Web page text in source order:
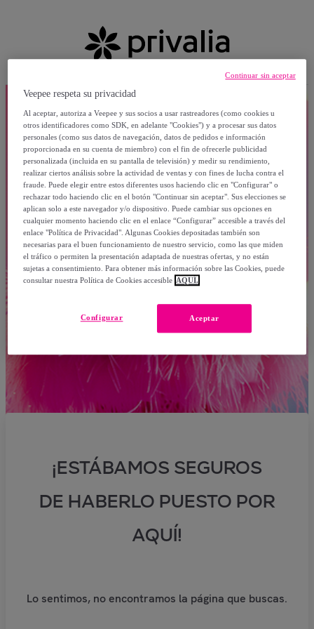
¡ESTÁBAMOS SEGUROS
DE HABERLO PUESTO POR
AQUÍ!
Lo sentimos, no encontramos la página que buscas.
Veepee respeta su privacidad
Al aceptar, autoriza a Veepee y sus socios a usar rastreadores (como cookies u
otros identificadores como SDK, en adelante "Cookies") y a procesar sus datos
personales (como sus datos de navegación, datos de pedidos e información
proporcionada en su cuenta de miembro) con el fin de ofrecerle publicidad
personalizada (incluida en su pantalla de televisión) y medir su rendimiento,
realizar ciertos análisis sobre la actividad de ventas y con fines de lucha contra el
fraude. Puede elegir entre estos diferentes usos haciendo clic en "Configurar" o
rechazar todo haciendo clic en el botón "Continuar sin aceptar". Sus elecciones se
aplican solo a este navegador y/o dispositivo. Puede cambiar sus opciones en
cualquier momento haciendo clic en el enlace “Configurar” accesible a través del
enlace "Política de Privacidad". Algunas Cookies depositadas también son
necesarias para el buen funcionamiento de nuestro servicio, como las que miden
el tráfico o permiten la presentación adaptada de nuestras ofertas, y no están
sujetas a consentimiento. Para obtener más información sobre las Cookies, puede
consultar nuestra Política de Cookies accesible AQUÍ.
Aceptar
Configurar
Continuar sin aceptar